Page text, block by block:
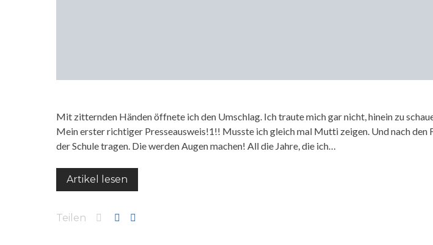
Mit zitternden Händen öffnete ich den Umschlag. Ich traute mich gar nicht, hinein zu
Mein erster richtiger Presseausweis!1!! Musste ich gleich mal Mutti zeigen. Und nach den
der Schule tragen. Die werden Augen machen! All die Jahre, die ich…
Artikel lesen
Teilen